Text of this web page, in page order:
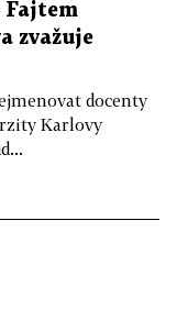
Fajtem
zvažuje
docenty
Karlovy